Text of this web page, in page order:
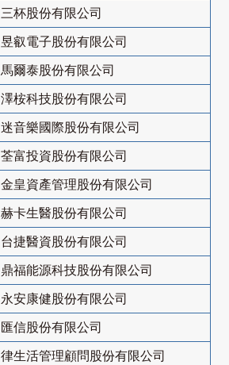
三杯股份有限公司
昱叡電子股份有限公司
馬爾泰股份有限公司
澤桉科技股份有限公司
迷音樂國際股份有限公司
荃富投資股份有限公司
金皇資產管理股份有限公司
赫卡生醫股份有限公司
台捷醫資股份有限公司
鼎福能源科技股份有限公司
永安康健股份有限公司
匯信股份有限公司
律生活管理顧問股份有限公司